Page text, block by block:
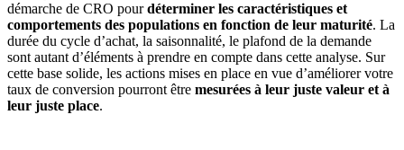
démarche de CRO pourdéterminer les caractéristiques et
comportements des populations en fonction de leur maturité. La
durée du cycle d’achat, la saisonnalité, le plafond de la demande
sont autant d’éléments à prendre en compte dans cette analyse. Sur
cette base solide, les actions mises en place en vue d’améliorer votre
taux de conversion pourront être mesurées à leur juste valeur et à
leur juste place.